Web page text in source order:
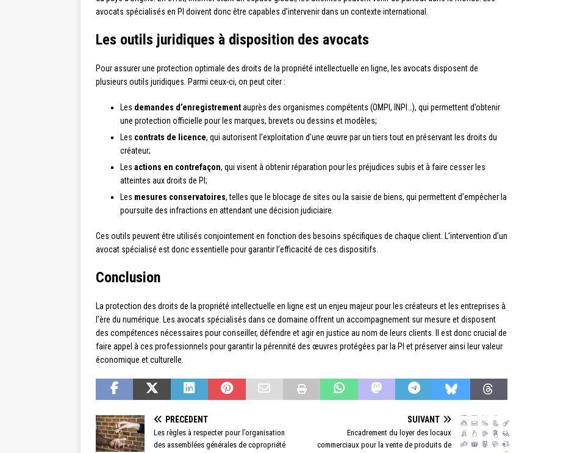
avocats spécialisés en PI doivent donc être capables d’intervenir dans un contexte international.
Les outils juridiques à disposition des avocats
Pour assurer une protection optimale des droits de la propriété intellectuelle en ligne, les avocats disposent de
plusieurs outils juridiques. Parmi ceux-ci, on peut citer :
Les demandes d’enregistrementauprès des organismes compétents (OMPI, INPI…), qui permettent d’obtenir
une protection officielle pour les marques, brevets ou dessins et modèles;
Les contrats de licence, qui autorisent l’exploitation d’une œuvre par un tiers tout en préservant les droits du
créateur;
Les actions en contrefaçon, qui visent à obtenir réparation pour les préjudices subis et à faire cesser les
atteintes aux droits de PI;
Les mesures conservatoires, telles que le blocage de sites ou la saisie de biens, qui permettent d’empêcher la
poursuite des infractions en attendant une décision judiciaire.
Ces outils peuvent être utilisés conjointement en fonction des besoins spécifiques de chaque client. L’intervention d’un
avocat spécialisé est donc essentielle pour garantir l’efficacité de ces dispositifs.
Conclusion
La protection des droits de la propriété intellectuelle en ligne est un enjeu majeur pour les créateurs et les entreprises à
l’ère du numérique. Les avocats spécialisés dans ce domaine offrent un accompagnement sur mesure et disposent
des compétences nécessaires pour conseiller, défendre et agir en justice au nom de leurs clients. Il est donc crucial de
faire appel à ces professionnels pour garantir la pérennité des œuvres protégées par la PI et préserver ainsi leur valeur
économique et culturelle.
PRÉCÉDENT
Les règles à respecter pour l’organisation
des assemblées générales de copropriété
SUIVANT
Encadrement du loyer des locaux
commerciaux pour la vente de produits de